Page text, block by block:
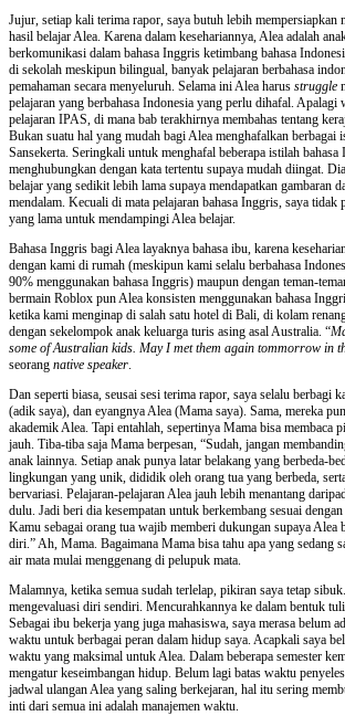
Jujur, setiap kali terima rapor, saya butuh lebih mempersiapkan
hasil belajar Alea. Karena dalam kesehariannya, Alea adalah
berkomunikasi dalam bahasa Inggris ketimbang bahasa
di sekolah meskipun bilingual, banyak pelajaran berbahasa
pemahaman secara menyeluruh. Selama ini Alea harus struggle
pelajaran yang berbahasa Indonesia yang perlu dihafal. Apalagi
pelajaran IPAS, di mana bab terakhirnya membahas tentang
Bukan suatu hal yang mudah bagi Alea menghafalkan berbagai
Sansekerta. Seringkali untuk menghafal beberapa istilah bahasa
menghubungkan dengan kata tertentu supaya mudah diingat.
belajar yang sedikit lebih lama supaya mendapatkan gambaran
mendalam. Kecuali di mata pelajaran bahasa Inggris, saya tidak
yang lama untuk mendampingi Alea belajar.
Bahasa Inggris bagi Alea layaknya bahasa ibu, karena
dengan kami di rumah (meskipun kami selalu berbahasa
90% menggunakan bahasa Inggris) maupun dengan teman-
bermain Roblox pun Alea konsisten menggunakan bahasa
ketika kami menginap di salah satu hotel di Bali, di kolam
dengan sekelompok anak keluarga turis asing asal Australia. “
some of Australian kids. May I met them again tommorrow in
seorang native speaker.
Dan seperti biasa, seusai sesi terima rapor, saya selalu berbagi
(adik saya), dan eyangnya Alea (Mama saya). Sama, mereka
akademik Alea. Tapi entahlah, sepertinya Mama bisa membaca
jauh. Tiba-tiba saja Mama berpesan, “Sudah, jangan
anak lainnya. Setiap anak punya latar belakang yang berbeda-
lingkungan yang unik, dididik oleh orang tua yang berbeda,
bervariasi. Pelajaran-pelajaran Alea jauh lebih menantang
dulu. Jadi beri dia kesempatan untuk berkembang sesuai
Kamu sebagai orang tua wajib memberi dukungan supaya Alea
diri.” Ah, Mama. Bagaimana Mama bisa tahu apa yang sedang
air mata mulai menggenang di pelupuk mata.
Malamnya, ketika semua sudah terlelap, pikiran saya tetap
mengevaluasi diri sendiri. Mencurahkannya ke dalam bentuk
Sebagai ibu bekerja yang juga mahasiswa, saya merasa belum
waktu untuk berbagai peran dalam hidup saya. Acapkali saya
waktu yang maksimal untuk Alea. Dalam beberapa semester
mengatur keseimbangan hidup. Belum lagi batas waktu
jadwal ulangan Alea yang saling berkejaran, hal itu sering
inti dari semua ini adalah manajemen waktu.